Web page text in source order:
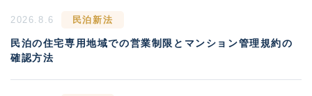
2026.8.6 民泊新法
民泊の住宅専用地域での営業制限とマンション管理規約の
確認方法